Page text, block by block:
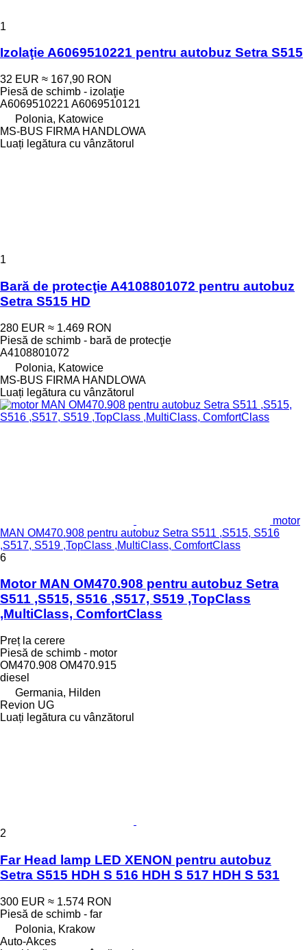
1
Izolaţie A6069510221 pentru autobuz Setra S515
32 EUR ≈ 167,90 RON
Piesă de schimb - izolaţie
A6069510221 A6069510121
Polonia, Katowice
MS-BUS FIRMA HANDLOWA
Luați legătura cu vânzătorul
1
Bară de protecţie A4108801072 pentru autobuz
Setra S515 HD
280 EUR ≈ 1.469 RON
Piesă de schimb - bară de protecţie
A4108801072
Polonia, Katowice
MS-BUS FIRMA HANDLOWA
Luați legătura cu vânzătorul
motor
MAN OM470.908 pentru autobuz Setra S511 ,S515, S516
,S517, S519 ,TopClass ,MultiClass, ComfortClass
6
Motor MAN OM470.908 pentru autobuz Setra
S511 ,S515, S516 ,S517, S519 ,TopClass
,MultiClass, ComfortClass
Preț la cerere
Piesă de schimb - motor
OM470.908 OM470.915
diesel
Germania, Hilden
Revion UG
Luați legătura cu vânzătorul
2
Far Head lamp LED XENON pentru autobuz
Setra S515 HDH S 516 HDH S 517 HDH S 531
300 EUR ≈ 1.574 RON
Piesă de schimb - far
Polonia, Krakow
Auto-Akces